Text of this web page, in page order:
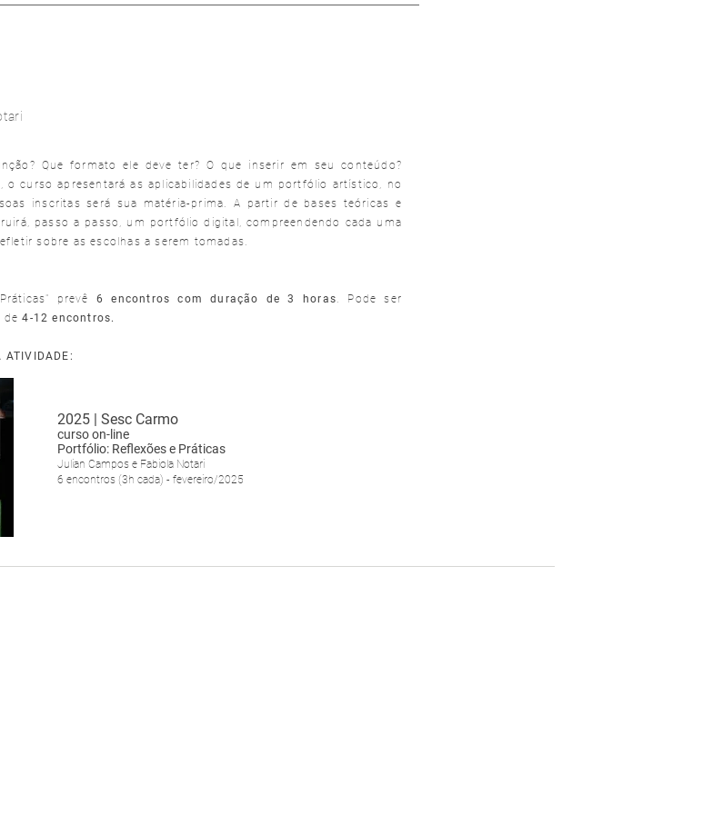
Que formato ele deve ter? O que inserir em seu conteúdo?
o curso apresentará as aplicabilidades de um portfólio artístico, no
inscritas será sua matéria-prima. A partir de bases teóricas e
passo a passo, um portfólio digital, compreendendo cada uma
sobre as escolhas a serem tomadas.
prevê 6 encontros com duração de 3 horas. Pode ser
de4-12 encontros.
ATIVIDADE:
2025 | Sesc Carmo
curso on-line
Portfólio: Reflexões e Práticas
Julian Campos e Fabiola Notari
6 encontros (3h cada) - fevereiro/2025